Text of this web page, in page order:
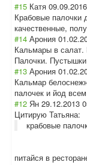
#15 Катя
Крабовые палочки
качественные,
#14 Арония
Кальмары в салат.
Палочки. Пустышки
#13 Арония
Кальмар
палочек и йод
#12 Ян 29.12.2013
Цитирую Татьяна:
крабовые
питайся в